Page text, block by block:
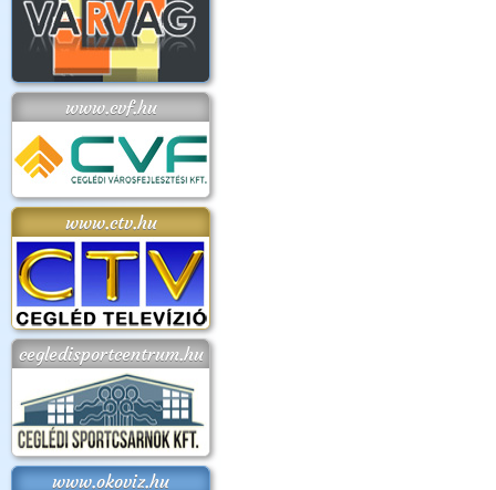
www.cvf.hu
www.ctv.hu
cegledisportcentrum.hu
www.okoviz.hu